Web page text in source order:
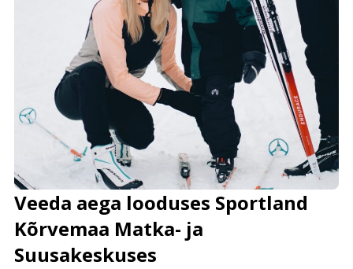
Veeda aega looduses Sportland
Kõrvemaa Matka- ja
Suusakeskuses